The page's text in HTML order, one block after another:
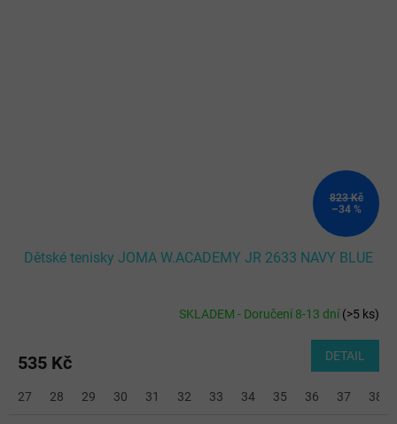
823 Kč
–34 %
Dětské tenisky JOMA W.ACADEMY JR 2633 NAVY BLUE
SKLADEM - Doručení 8-13 dní(>5 ks)
535 Kč DETAIL
27 28 29 30 31 32 33 34 35 36 37 38